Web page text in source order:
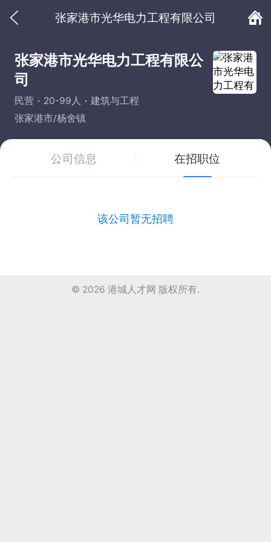
张家港市光华电力工程有限公司
张家港市光华电力工程有限公
司
民营 20-99人
建筑与工程
张家港市/杨舍镇
公司信息 在招职位
该公司暂无招聘
© 2026 港城人才网 版权所有.